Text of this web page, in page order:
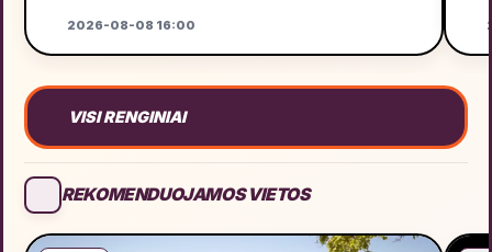
2026-08-08 16:00
VISI RENGINIAI
REKOMENDUOJAMOS VIETOS